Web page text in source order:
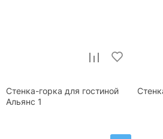
Стенка-горка для гостиной
Альянс 1